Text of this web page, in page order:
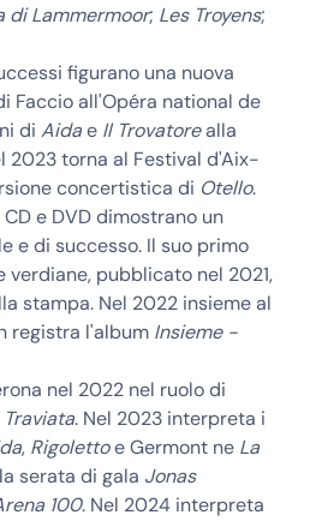
di Lammermoor; Les Troyens;
figurano una nuova
Faccio all'Opéra national de
di Aidae Il Trovatorealla
2023 torna al Festival d'Aix-
concertistica di Otello.
e DVD dimostrano un
e di successo. Il suo primo
pubblicato nel 2021,
stampa. Nel 2022 insieme al
registra l'album Insieme -
nel 2022 nel ruolo di
Traviata. Nel 2023 interpreta i
, Rigolettoe Germont ne La
serata di gala Jonas
100. Nel 2024 interpreta